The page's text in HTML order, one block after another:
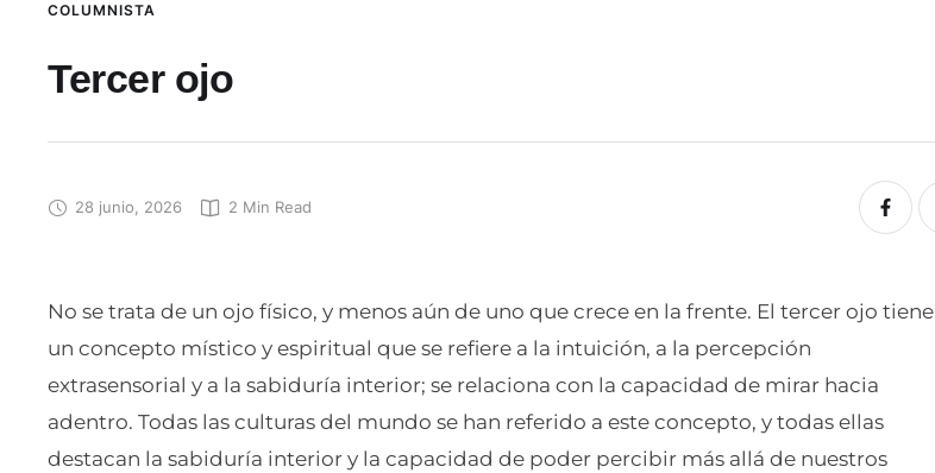
COLUMNISTA
Tercer ojo
28 junio, 2026 2 Min Read
No se trata de un ojo físico, y menos aún de uno que crece en la frente. El tercer ojo tiene
un concepto místico y espiritual que se refiere a la intuición, a la percepción
extrasensorial y a la sabiduría interior; se relaciona con la capacidad de mirar hacia
adentro. Todas las culturas del mundo se han referido a este concepto, y todas ellas
destacan la sabiduría interior y la capacidad de poder percibir más allá de nuestros